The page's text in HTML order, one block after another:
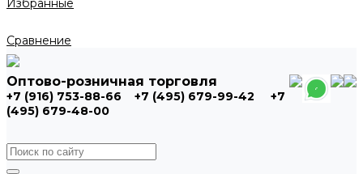
Избранные
Сравнение
Оптово-розничная торговля
+7 (916) 753-88-66 +7 (495) 679-99-42
+7
(495) 679-48-00